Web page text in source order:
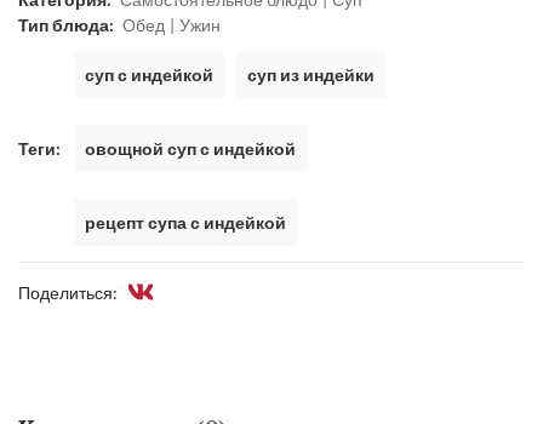
Тип блюда: Обед Ужин
Теги:
суп с индейкой суп из индейки
овощной суп с индейкой
рецепт супа с индейкой
Поделиться: